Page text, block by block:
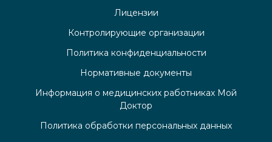
Лицензии
Контролирующие организации
Политика конфиденциальности
Нормативные документы
Информация о медицинских работниках Мой
Доктор
Политика обработки персональных данных